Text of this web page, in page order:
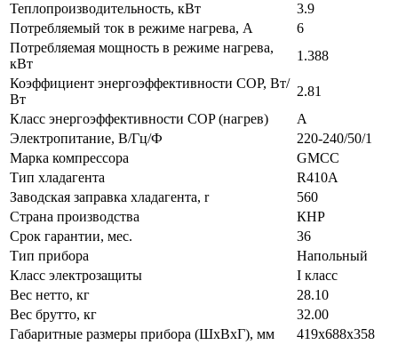
Теплопроизводительность, кВт
3.9
Потребляемый ток в режиме нагрева, A
6
Потребляемая мощность в режиме нагрева,
кВт
1.388
Коэффициент энергоэффективности COP, Вт/
Вт
2.81
Класс энергоэффективности COP (нагрев)
A
Электропитание, В/Гц/Ф
220-240/50/1
Марка компрессора
GMCC
Тип хладагента
R410A
Заводская заправка хладагента, r
560
Страна производства
КНР
Срок гарантии, мес.
36
Тип прибора
Напольный
Класс электрозащиты
I класс
Вес нетто, кг
28.10
Вес брутто, кг
32.00
Габаритные размеры прибора (ШxВxГ), мм
419x688x358